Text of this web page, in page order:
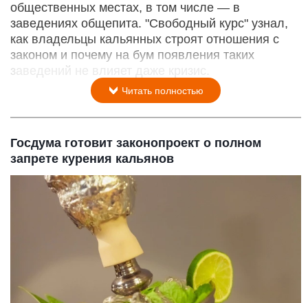
общественных местах, в том числе — в
заведениях общепита. "Свободный курс" узнал,
как владельцы кальянных строят отношения с
законом и почему на бум появления таких
заведений не влияет даже кризис.
Читать полностью
Госдума готовит законопроект о полном
запрете курения кальянов